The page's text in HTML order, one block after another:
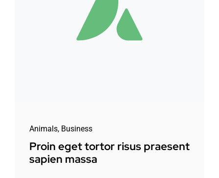
Animals, Business
Proin eget tortor risus praesent
sapien massa